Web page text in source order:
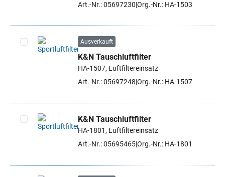
Art.-Nr.: 05697230 Org.-Nr.: HA-1503
Artikel auswählen
Ausverkauft
K&N Tauschluftfilter
HA-1507, Luftfiltereinsatz
Art.-Nr.: 05697248 Org.-Nr.: HA-1507
Artikel auswählen
K&N Tauschluftfilter
HA-1801, Luftfiltereinsatz
Art.-Nr.: 05695465Org.-Nr.: HA-1801